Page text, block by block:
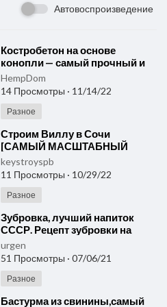
Автовоспроизведение
⁣Костробетон на основе
конопли — самый прочный и
экологичный строительный
материал!
HempDom
14 Просмотры · 11/14/22
Разное
⁣Строим Виллу в Сочи
[САМЫЙ МАСШТАБНЫЙ
проект в истории компании]
Участок с перепадом 17м.
СЕРИЯ №1
keystroyspb
11 Просмотры · 10/29/22
Разное
⁣Зубровка, лучший напиток
СССР. Рецепт зубровки на
самогоне проверенный
временем.
urgen
51 Просмотры · 07/06/21
Разное
⁣Бастурма из свинины,самый